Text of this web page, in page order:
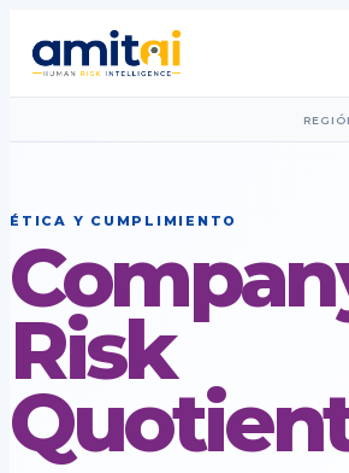
ÉTICA Y CUMPLIMIENTO
Risk